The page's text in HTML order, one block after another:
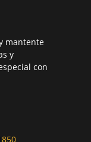
mantente
y
con